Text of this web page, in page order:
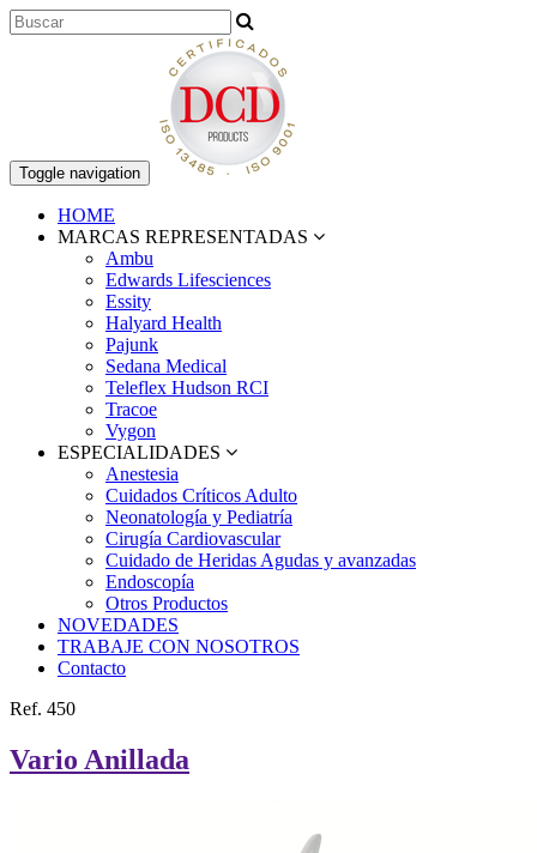
Toggle navigation
HOME
MARCAS REPRESENTADAS
Ambu
Edwards Lifesciences
Essity
Halyard Health
Pajunk
Sedana Medical
Teleflex Hudson RCI
Tracoe
Vygon
ESPECIALIDADES
Anestesia
Cuidados Críticos Adulto
Neonatología y Pediatría
Cirugía Cardiovascular
Cuidado de Heridas Agudas y avanzadas
Endoscopía
Otros Productos
NOVEDADES
TRABAJE CON NOSOTROS
Contacto
Ref. 450
Vario Anillada